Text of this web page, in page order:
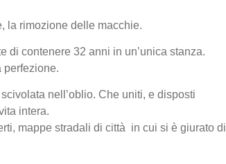
la rimozione delle macchie.
di contenere 32 anni in un’unica stanza.
perfezione.
nell’oblio. Che uniti, e disposti
intera.
mappe stradali di città in cui si è giurato di